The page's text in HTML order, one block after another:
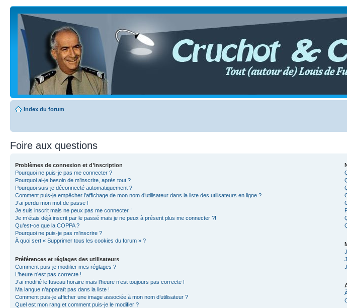
Index du forum
Foire aux questions
Problèmes de connexion et d’inscription
Pourquoi ne puis-je pas me connecter ?
Pourquoi ai-je besoin de m’inscrire, après tout ?
Pourquoi suis-je déconnecté automatiquement ?
Comment puis-je empêcher l’affichage de mon nom d’utilisateur dans la liste des utilisateurs en ligne ?
J’ai perdu mon mot de passe !
Je suis inscrit mais ne peux pas me connecter !
Je m’étais déjà inscrit par le passé mais je ne peux à présent plus me connecter ?!
Qu’est-ce que la COPPA ?
Pourquoi ne puis-je pas m’inscrire ?
À quoi sert « Supprimer tous les cookies du forum » ?
Préférences et réglages des utilisateurs
Comment puis-je modifier mes réglages ?
L’heure n’est pas correcte !
J’ai modifié le fuseau horaire mais l’heure n’est toujours pas correcte !
Ma langue n’apparaît pas dans la liste !
Comment puis-je afficher une image associée à mon nom d’utilisateur ?
Quel est mon rang et comment puis-je le modifier ?